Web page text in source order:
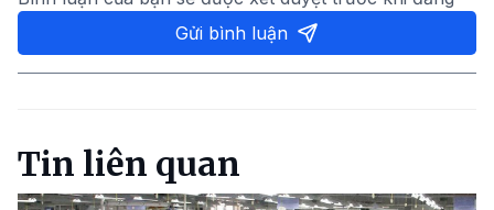
Gửi bình luận
Tin liên quan